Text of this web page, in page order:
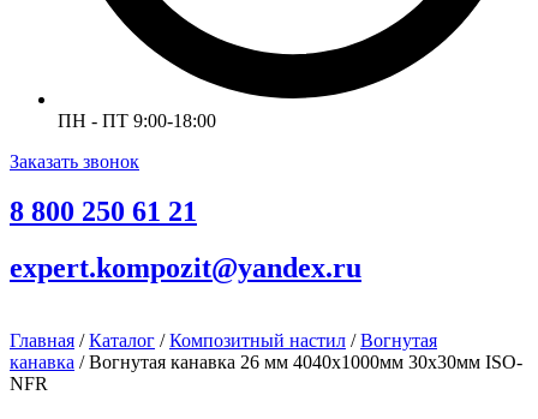
ПН - ПТ 9:00-18:00
Заказать звонок
8 800 250 61 21
expert.kompozit@yandex.ru
Главная /Каталог /Композитный настил /Вогнутая
канавка / Вогнутая канавка 26 мм 4040х1000мм 30х30мм ISO-
NFR